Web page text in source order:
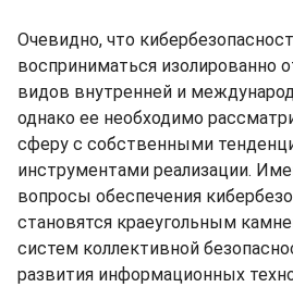
Очевидно, что
восприниматься изолированно
видов внутренней и
однако ее необходимо
сферу с собственными
инструментами реализации.
вопросы обеспечения
становятся краеугольным
систем коллективной
развития информационных